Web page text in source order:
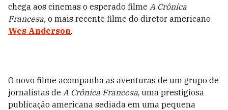
chega aos cinemas o esperado filme A Crônica
Francesa, o mais recente filme do diretor americano
Wes Anderson.
O novo filme acompanha as aventuras de um grupo de
jornalistas de A Crônica Francesa, uma prestigiosa
publicação americana sediada em uma pequena